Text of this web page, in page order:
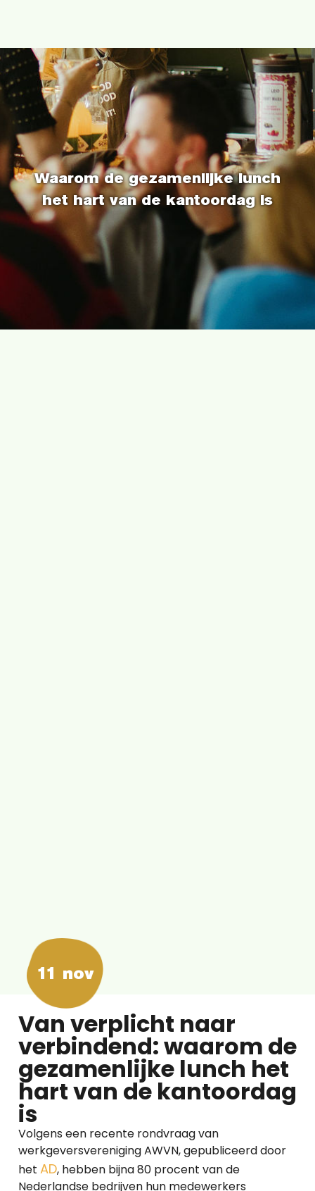
Waarom de gezamenlijke lunch
het hart van de kantoordag is
11 nov
Van verplicht naar
verbindend: waarom de
gezamenlijke lunch het
hart van de kantoordag
is
Volgens een recente rondvraag van
werkgeversvereniging AWVN, gepubliceerd door
het AD, hebben bijna 80 procent van de
Nederlandse bedrijven hun medewerkers